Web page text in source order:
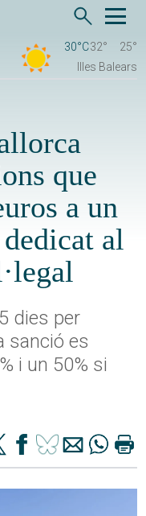
30°C32°
25°
Illes Balears
que
a un
al
dies per
sanció es
i un 50% si